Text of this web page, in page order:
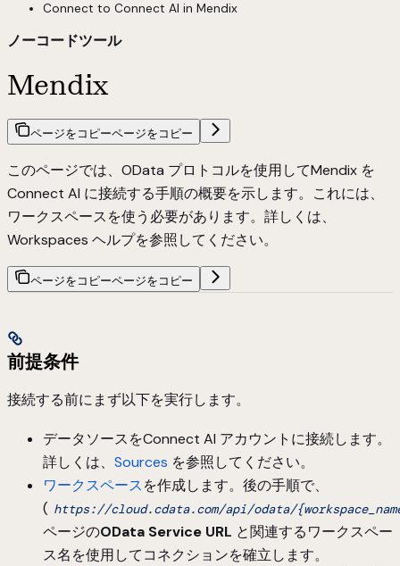
Connect to Connect AI in Mendix
ノーコードツール
Mendix
ページをコピーページをコピー
このページでは、 OData プロトコルを使用してMendix を
Connect AI に接続する手順の概要を示します。これには、
ワークスペースを使う必要があります。詳しくは、
Workspaces ヘルプを参照してください。
ページをコピーページをコピー
前提条件
接続する前にまず以下を実行します。
データソースをConnect AI アカウントに接続します。
詳しくは、 Sources を参照してください。
ワークスペースを作成します。後の手順で、
( https://cloud.cdata.com/api/odata/
ページのOData Service URL と関連するワークスペー
ス名を使用してコネクションを確立します。